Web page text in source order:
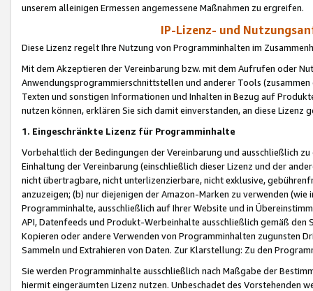
unserem alleinigen Ermessen angemessene Maßnahmen zu ergreifen.
IP-Lizenz- und
Diese Lizenz regelt Ihre Nutzung von Programminhalten im
Mit dem Akzeptieren der Vereinbarung bzw. mit dem Aufrufen oder
Anwendungsprogrammierschnittstellen und anderer Tools (zusammen
Texten und sonstigen Informationen und Inhalten in Bezug auf
nutzen können, erklären Sie sich damit einverstanden, an diese Lizenz
1. Eingeschränkte Lizenz für Programminhalte
Vorbehaltlich der Bedingungen der Vereinbarung und ausschließlich
Einhaltung der Vereinbarung (einschließlich dieser Lizenz und der
nicht übertragbare, nicht unterlizenzierbare, nicht exklusive,
anzuzeigen; (b) nur diejenigen der Amazon-Marken zu verwenden
Programminhalte, ausschließlich auf Ihrer Website und in
API, Datenfeeds und Produkt-Werbeinhalte ausschließlich gemäß
Kopieren oder andere Verwenden von Programminhalten zugunsten
Sammeln und Extrahieren von Daten. Zur Klarstellung: Zu den
Sie werden Programminhalte ausschließlich nach Maßgabe der
hiermit eingeräumten Lizenz nutzen. Unbeschadet des Vorstehenden